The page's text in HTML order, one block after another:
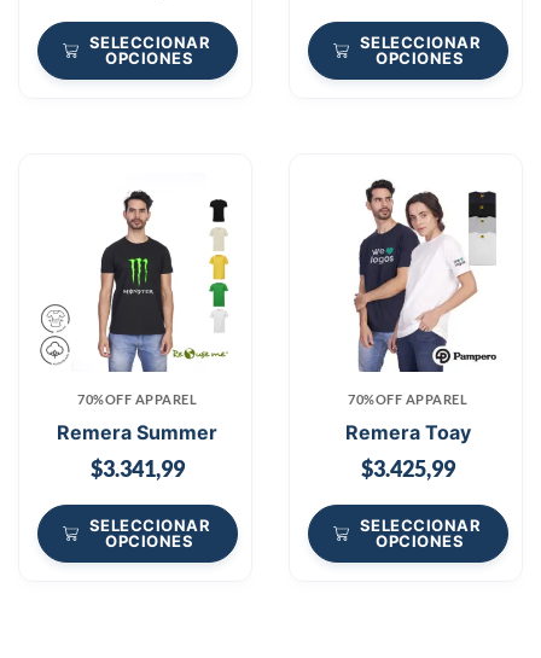
SELECCIONAR
OPCIONES
SELECCIONAR
OPCIONES
70%OFF APPAREL
Remera Summer
$3.341,99
SELECCIONAR
OPCIONES
70%OFF APPAREL
Remera Toay
$3.425,99
SELECCIONAR
OPCIONES